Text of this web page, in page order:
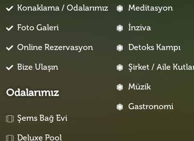
Konaklama / Odalarımız
Foto Galeri
Online Rezervasyon
Bize Ulaşın
Odalarımız
Şems Bağ Evi
Deluxe Pool
Meditasyon
İnziva
Detoks Kampı
Şirket / Aile
Müzik
Gastronomi